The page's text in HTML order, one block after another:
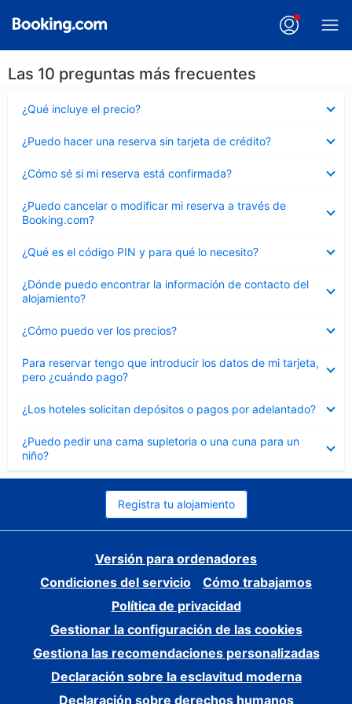
Las 10 preguntas más frecuentes
¿Qué incluye el precio?
cerrado
¿Puedo hacer una reserva sin tarjeta de crédito?
cerrado
¿Cómo sé si mi reserva está confirmada?
cerrado
¿Puedo cancelar o modificar mi reserva a través de
Booking.com?
cerrado
¿Qué es el código PIN y para qué lo necesito?
cerrado
¿Dónde puedo encontrar la información de contacto del
alojamiento?
cerrado
¿Cómo puedo ver los precios?
cerrado
Para reservar tengo que introducir los datos de mi tarjeta,
pero ¿cuándo pago?
cerrado
¿Los hoteles solicitan depósitos o pagos por adelantado?
cerrado
¿Puedo pedir una cama supletoria o una cuna para un
niño?
cerrado
Registra tu alojamiento
Versión para ordenadores
Condiciones del servicio
Cómo trabajamos
Política de privacidad
Gestionar la configuración de las cookies
Gestiona las recomendaciones personalizadas
Declaración sobre la esclavitud moderna
Declaración sobre derechos humanos